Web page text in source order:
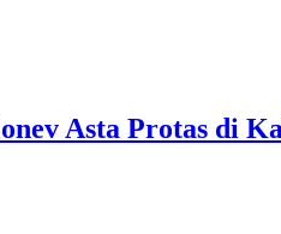
Asta Protas di